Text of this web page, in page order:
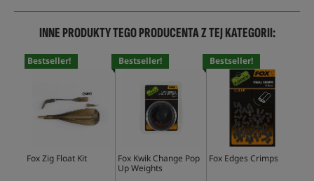
INNE PRODUKTY TEGO PRODUCENTA Z TEJ KATEGORII:
Bestseller!
Fox Zig Float Kit
Bestseller!
Fox Kwik Change Pop
Up Weights
Bestseller!
Fox Edges Crimps